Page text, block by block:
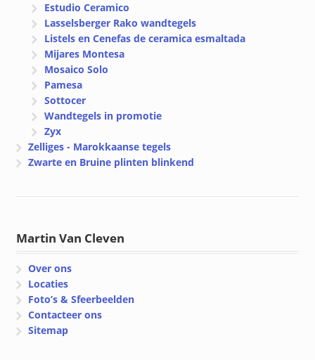
Estudio Ceramico
Lasselsberger Rako wandtegels
Listels en Cenefas de ceramica esmaltada
Mijares Montesa
Mosaico Solo
Pamesa
Sottocer
Wandtegels in promotie
Zyx
Zelliges - Marokkaanse tegels
Zwarte en Bruine plinten blinkend
Martin Van Cleven
Over ons
Locaties
Foto’s & Sfeerbeelden
Contacteer ons
Sitemap